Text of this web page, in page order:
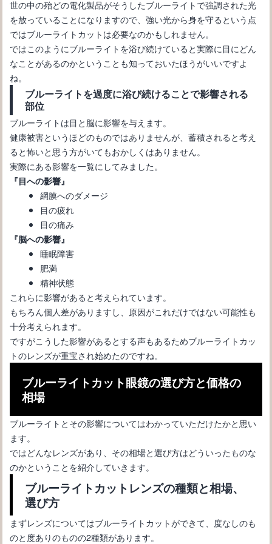
眼鏡フレーム！似合う・似合わないを見極めるポイントとは！？
メガネを作る時に必要な視力と度数について正しく理解しましょ
メガネはウェリントン型が良し！レディース向けの選び方と
は！？
世の中の殆どの電化製品がそうしたブルーライトで強調された光
を放っていることになりますので、強い光から身を守るという点
ではブルーライトカットは必要なのかもしれません。
ではこのようにブルーライトを浴び続けていると実際に目にどん
なことがあるのかということも知っておいたほうがいいですよ
ね。
ブルーライトを過度に浴び続けることで影響される
部位
ブルーライトは目と脳に影響を与えます。
健康被害というほどのものではありませんが、蓄積されると考え
ると怖いと思う方がいてもおかしくはありません。
実際にある影響を一覧にしてみました。
『目への影響』
網膜へのダメージ
目の疲れ
目の痛み
『脳への影響』
睡眠障害
肥満
精神状態
これらに影響があると考えられています。
もちろん個人差がありますし、原因がこれだけではない可能性も
十分考えられます。
ですがこうした影響があるとする声もあるためブルーライトカッ
トのレンズが重宝され始めたのですね。
ブルーライトカット眼鏡の選び方と価格の
相場
ブルーライトとその影響についてはわかっていただけたかと思い
ます。
ではどんなレンズがあり、その相場と選び方はどういったものな
のかということを紹介していきます。
ブルーライトカットレンズの種類と相場、
選び方
まずレンズについてはブルーライトカットができて、度なしのも
のと度ありのものの2種類があります。